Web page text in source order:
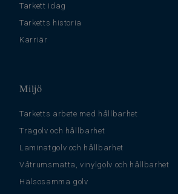
Tarkett idag
Tarketts historia
Karriär
Miljö
Tarketts arbete med hållbarhet
Trägolv och hållbarhet
Laminatgolv och hållbarhet
Våtrumsmatta, vinylgolv och hållbarhet
Hälsosamma golv